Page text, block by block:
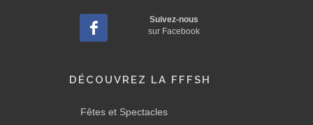
Suivez-nous
sur Facebook
DÉCOUVREZ LA FFFSH
Fêtes et Spectacles